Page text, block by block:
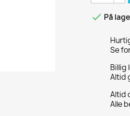
 På
Se
Billig
Altid
Altid
Alle